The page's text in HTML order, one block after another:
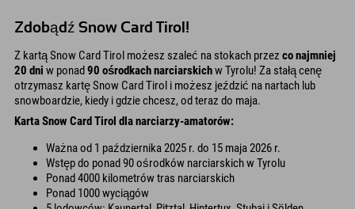
Zdobądź Snow Card Tirol!
Z kartą Snow Card Tirol możesz szaleć na stokach przez co najmniej
20 dni w ponad90 ośrodkach narciarskichw Tyrolu! Za stałą cenę
otrzymasz kartę Snow Card Tirol i możesz jeździć na nartach lub
snowboardzie, kiedy i gdzie chcesz, od teraz do maja.
Karta Snow Card Tirol dla narciarzy-amatorów:
Ważna od 1 października 2025 r. do 15 maja 2026 r.
Wstęp do ponad 90 ośrodków narciarskich w Tyrolu
Ponad 4000 kilometrów tras narciarskich
Ponad 1000 wyciągów